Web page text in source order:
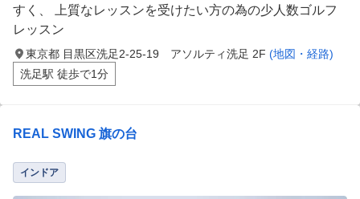
すく、 上質なレッスンを受けたい方の為の少人数ゴルフ
レッスン
東京都 目黒区洗足2-25-19 アソルティ洗足 2F (地図・経路)
洗足駅 徒歩で1分
REAL SWING 旗の台
インドア